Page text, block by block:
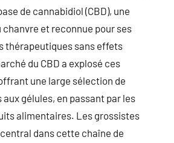
de cannabidiol (CBD), une
et reconnue pour ses
thérapeutiques sans effets
du CBD a explosé ces
une large sélection de
gélules, en passant par les
alimentaires. Les grossistes
dans cette chaîne de